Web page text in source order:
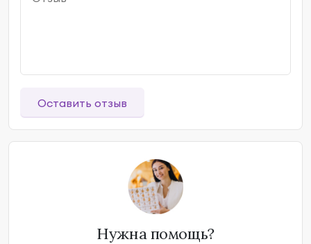
Оставить отзыв
Нужна помощь?